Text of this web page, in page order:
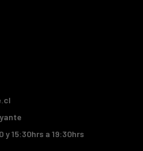
y 15:30hrs a 19:30hrs